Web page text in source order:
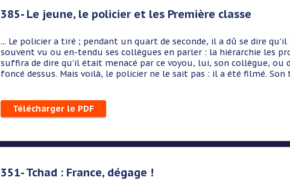
385- Le jeune, le policier et les Première classe
... Le policier a tiré ; pendant un quart de seconde, il a dû se dire
souvent vu ou en-tendu ses collègues en parler : la hiérarchie les
suffira de dire qu’il était menacé par ce voyou, lui, son collègue, ou
foncé dessus. Mais voilà, le policier ne le sait pas : il a été filmé. Son
Télécharger le PDF
351- Tchad : France, dégage !